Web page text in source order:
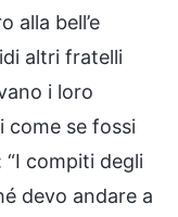
alla bell’e
altri fratelli
i loro
come se fossi
“I compiti degli
devo andare a